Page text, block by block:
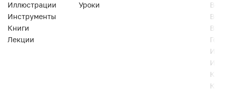
Иллюстрации
Инструменты
Книги
Лекции
Уроки
Веб